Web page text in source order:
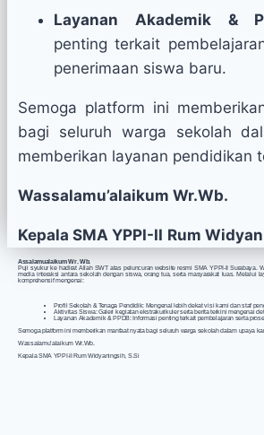
Layanan Akademik &
penting terkait
penerimaan siswa baru.
Semoga platform ini
bagi seluruh warga sekolah
memberikan layanan pendidikan
Wassalamu’alaikum Wr.Wb.
Kepala SMA YPPI-II Rum
Assalamualaikum Wr. Wb.
Puji syukur ke hadirat Allah SWT atas peluncuran website resmi SMA YPPI-II Surabaya.
media interaksi antara sekolah dengan siswa, orang tua, serta masyarakat luas. Melalui
komprehensif mengenai:
Profil Sekolah & Tenaga Pendidik: Mengenal lebih dekat visi kami dan staf
Aktivitas Siswa: Galeri kegiatan ekstrakurikuler serta berita terkini mengenai
Layanan Akademik & PPDB: Informasi penting terkait pembelajaran serta
Semoga platform ini memberikan manfaat nyata bagi seluruh warga sekolah dalam upaya
Wassalamu’alaikum Wr.Wb.
Kepala SMA YPPI-II Rum Widyaningsih, S.Si